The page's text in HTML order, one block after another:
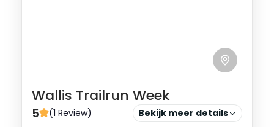
Wallis Trailrun Week
5 (1 Review) Bekijk meer details